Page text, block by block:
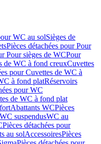
WC au solSièges de
Pièces détachées pour Pour
Pour sièges de WCPour
de WC à fond creuxCuvettes
pour Cuvettes de WC à
à fond platRéservoirs
pour WC
de WC à fond plat
Abattants WCPièces
suspendusWC au
Pièces détachées pour
au solAccessoiresPièces